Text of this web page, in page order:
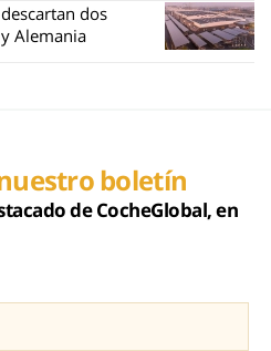
dos
Alemania
boletín
de CocheGlobal, en